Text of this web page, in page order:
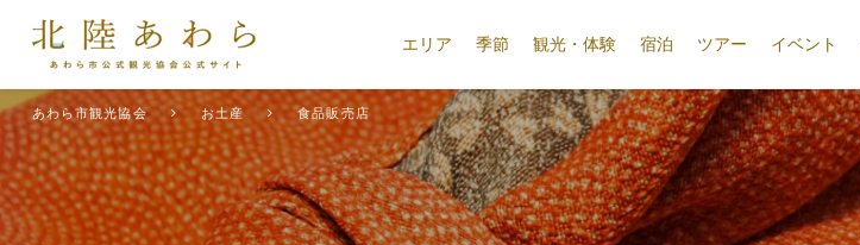
エリア 季節 観光・体験 宿泊 ツアー イベント
あわら市観光協会 お土産 食品販売店